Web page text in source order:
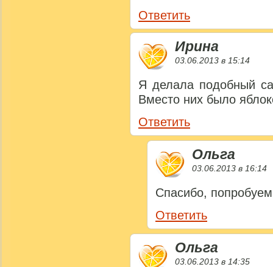
Ответить
Ирина
03.06.2013 в 15:14
Я делала подобный
Вместо них было
Ответить
Ольга
03.06.2013 в 16:14
Спасибо,
Ответить
Ольга
03.06.2013 в 14:35